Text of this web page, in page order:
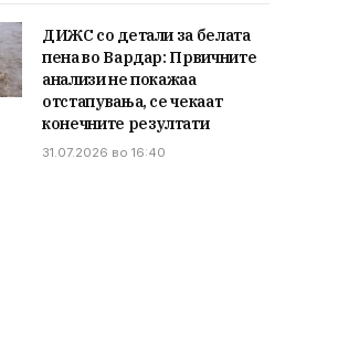
ДИЖС со детали за белата
пена во Вардар: Првичните
анализи не покажаа
отстапувања, се чекаат
конечните резултати
31.07.2026 во 16:40